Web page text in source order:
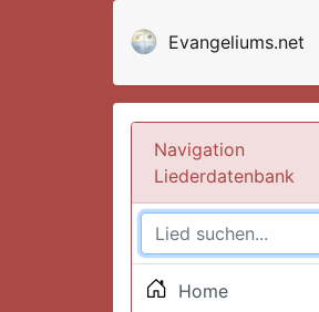
Evangeliums.net
Navigation
Liederdatenbank
Home